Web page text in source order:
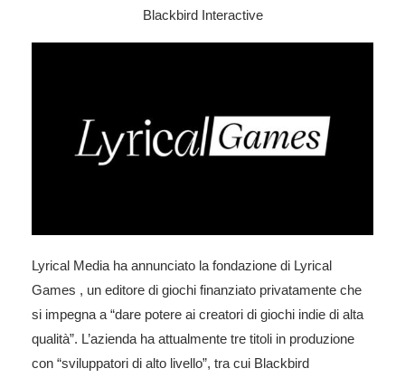
Blackbird Interactive
Lyrical Media ha annunciato la fondazione di Lyrical
Games , un editore di giochi finanziato privatamente che
si impegna a “dare potere ai creatori di giochi indie di alta
qualità”. L’azienda ha attualmente tre titoli in produzione
con “sviluppatori di alto livello”, tra cui Blackbird